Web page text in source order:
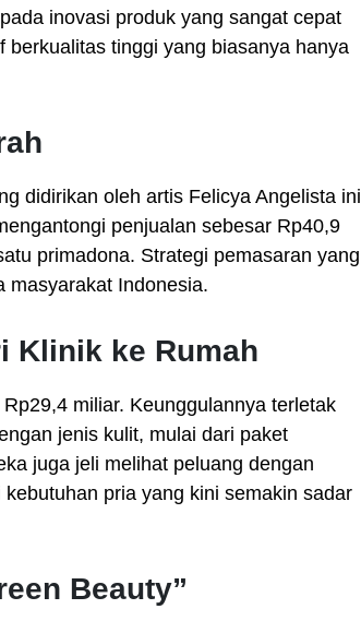
inovasi produk yang sangat cepat
tinggi yang biasanya hanya
didirikan oleh artis Felicya Angelista ini
penjualan sebesar Rp40,9
primadona. Strategi pemasaran yang
masyarakat Indonesia.
Klinik ke Rumah
miliar. Keunggulannya terletak
jenis kulit, mulai dari paket
juga jeli melihat peluang dengan
kebutuhan pria yang kini semakin sadar
Beauty”